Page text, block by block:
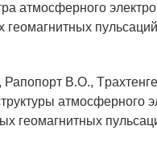
атмосфеpного
геомагнитных
В.О.,
атмосфеpного
геомагнитных